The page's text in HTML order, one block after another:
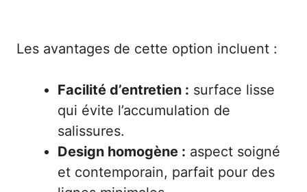
Les avantages de cette option incluent :
Facilité d’entretien : surface lisse
qui évite l’accumulation de
salissures.
Design homogène : aspect soigné
et contemporain, parfait pour des